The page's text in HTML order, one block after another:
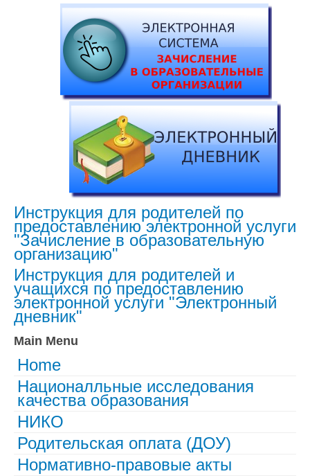
Инструкция для родителей по
предоставлению электронной услуги
"Зачисление в образовательную
организацию"
Инструкция для родителей и
учащихся по предоставлению
электронной услуги "Электронный
дневник"
Main Menu
Home
Националльные исследования
качества образования
НИКО
Родительская оплата (ДОУ)
Нормативно-правовые акты